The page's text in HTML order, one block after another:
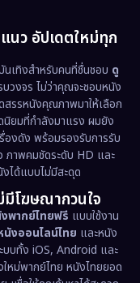
นว อัปเดตใหม่ทุก
เทิงสำหรับคนที่ชื่นชอบ ดู
วงจร ไม่ว่าคุณจะชอบหนัง
รรหนังคุณภาพมาให้เลือก
นิยมที่กำลังมาแรง ผมยัง
องดัง พร้อมรองรับการรับ
ภาพคมชัดระดับ HD และ
ได้แบบไม่มีสะดุด
โฆษณากวนใจ
พากย์ไทยฟรี แบบใช้งาน
นังออนไลน์ไทย และหนัง
บบทั้ง iOS, Android และ
หม่พากย์ไทย หนังไทยยอด